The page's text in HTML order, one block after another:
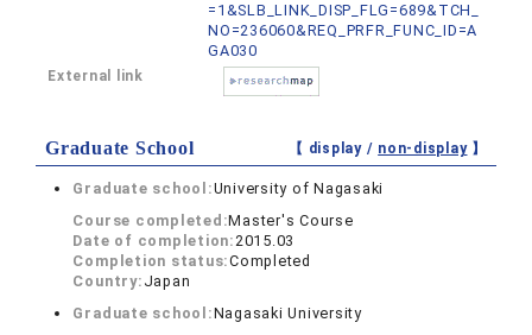
=1&SLB_LINK_DISP_FLG=689&TCH_
NO=236060&REQ_PRFR_FUNC_ID=A
GA030
External link
Graduate School 【 display / non-display】
Graduate school:University of Nagasaki
Course completed:Master's Course
Date of completion:2015.03
Completion status:Completed
Country: Japan
Graduate school:Nagasaki University